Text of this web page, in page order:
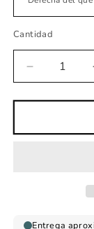
Cantidad
Reducir
cantidad
para
bebe